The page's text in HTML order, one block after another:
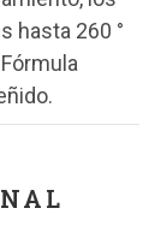
hasta 260 °